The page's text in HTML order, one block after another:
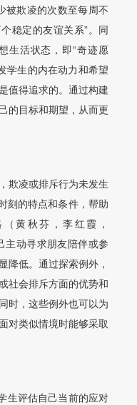
被欺凌的次数至每周不
稳定的友谊关系”。同
生活状态，即“奇迹愿
学生的内在动力和希望
值得追求的。通过构建
的目标和期望，从而更
欺凌或排斥行为未发生
刻的特点和条件，帮助
黄秋芬，李红霞，
主动寻求朋友陪伴或参
降低。通过探索例外，
社会排斥方面的优势和
时，这些例外也可以为
对类似情境时能够采取
生评估自己当前的应对